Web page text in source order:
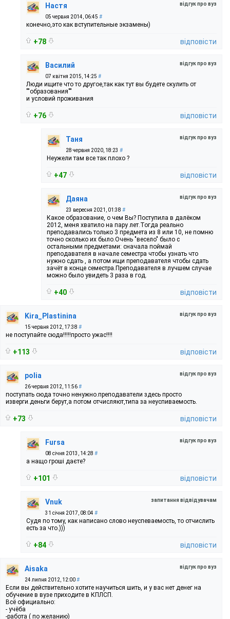
відгук про вуз
Настя
05 червня 2014, 06:45 #
конечно,это как вступительные экзамены)
+78 відповісти
відгук про вуз
Василий
07 квітня 2015, 14:25 #
Люди ищите что то другое,так как тут вы будете скулить от
""образования""
и условий проживания
+76 відповісти
відгук про вуз
Таня
28 червня 2020, 18:23 #
Неужели там все так плохо ?
+47 відповісти
відгук про вуз
Даяна
23 вересня 2021, 01:38 #
Какое образование, о чем Вы? Поступила в далёком
2012, меня хватило на пару лет.Тогда реально
преподавались только 3 предмета из 8 или 10, не помню
точно сколько их было.Очень "весело" было с
остальными предметами: сначала поймай
преподавателя в начале семестра чтобы узнать что
нужно сдать , а потом ищи преподавателя чтобы сдать
зачёт в конце семестра.Преподавателя в лучшем случае
можно было увидеть 3 раза в год.
+40 відповісти
відгук про вуз
Kira_Plastinina
15 червня 2012, 17:38 #
не поступайте сюда!!!!!просто ужас!!!!
+113 відповісти
відгук про вуз
polia
26 червня 2012, 11:56#
поступать сюда точно ненужно.преподаватели здесь просто
изверги.деньги берут,а потом отчисляют,типа за неуспиваемость.
+73 відповісти
відгук про вуз
Fursa
08 січня 2013, 14:28 #
а нащо гроші даєте?
+101 відповісти
запитання відвідувачам
Vnuk
31 січня 2017, 08:04 #
Судя по тому, как написано слово неуспеваемость, то отчислить
есть за что.)))
+84 відповісти
відгук про вуз
Aisaka
24 липня 2012, 12:00#
Если вы действительно хотите научиться шить, и у вас нет денег на
обучение в вузе приходите в КПЛСП.
Всё официально:
- учёба
-работа ( по желанию)